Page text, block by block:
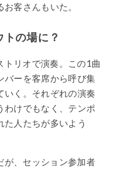
客さんもいた。
の場に？
トリオで演奏。この1曲
バーを客席から呼び集
いく。それぞれの演奏
わけでもなく、テンポ
た人たちが多いよう
が、セッション参加者